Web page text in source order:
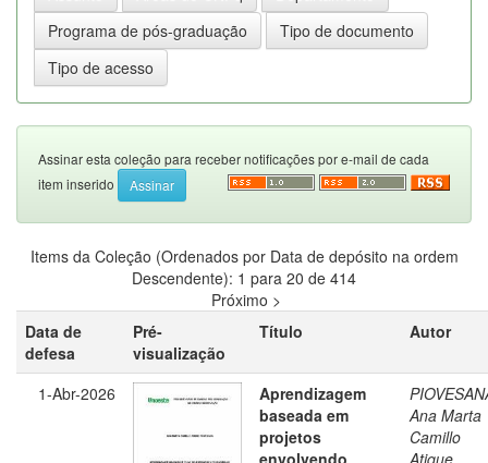
Assinar esta coleção para receber notificações por e-mail de cada
item inserido
Items da Coleção (Ordenados por Data de depósito na ordem
Descendente): 1 para 20 de 414
Próximo >
Data de
defesa
Pré-
visualização
Título Autor
1-Abr-2026
Aprendizagem
baseada em
projetos
envolvendo
Ana Marta
Camillo
Atique